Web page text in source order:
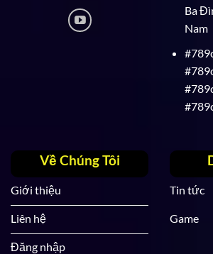
Ba
Nam
Về Chúng Tôi
Giới thiệu
Liên hệ
Đăng nhập
Tin tức
Game